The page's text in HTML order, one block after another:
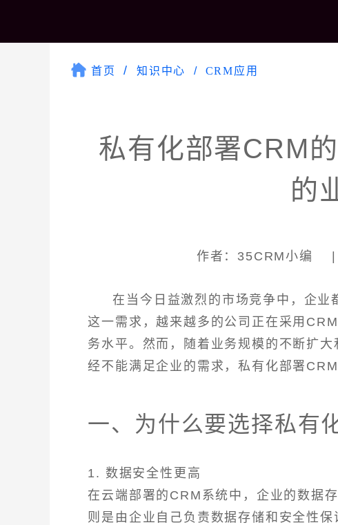
首页 知识中心 CRM应用
私有化部署CRM
的
作者：35CRM小编
在当今日益激烈的市场竞争中，企业
这一需求，越来越多的公司正在采用
务水平。然而，随着业务规模的不断扩
经不能满足企业的需求，私有化部署
一、为什么要选择私有
1. 数据安全性更高
在云端部署的CRM系统中，企业的数据
则是由企业自己负责数据存储和安全性